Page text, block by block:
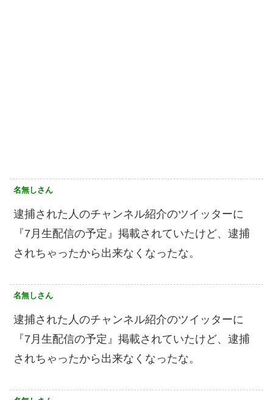
名無しさん
逮捕された人のチャンネル紹介のツイッターに
『7月生配信の予定』掲載されていたけど、逮捕
されちゃったから出来なくなったな。
名無しさん
逮捕された人のチャンネル紹介のツイッターに
『7月生配信の予定』掲載されていたけど、逮捕
されちゃったから出来なくなったな。